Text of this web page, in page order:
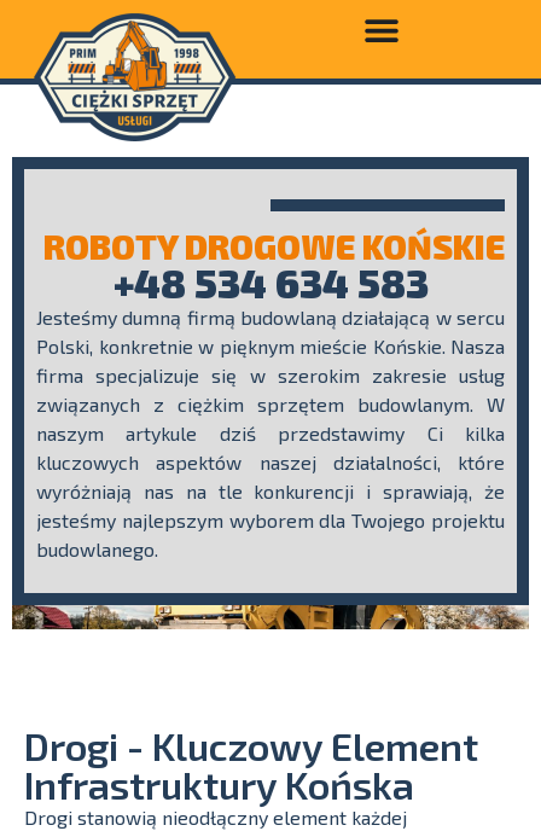
ROBOTY DROGOWE KOŃSKIE
+48 534 634 583
Jesteśmy dumną firmą budowlaną działającą w sercu
Polski, konkretnie w pięknym mieście Końskie. Nasza
firma specjalizuje się w szerokim zakresie usług
związanych z ciężkim sprzętem budowlanym. W
naszym artykule dziś przedstawimy Ci kilka
kluczowych aspektów naszej działalności, które
wyróżniają nas na tle konkurencji i sprawiają, że
jesteśmy najlepszym wyborem dla Twojego projektu
budowlanego.
Drogi - Kluczowy Element
Infrastruktury Końska
Drogi stanowią nieodłączny element każdej